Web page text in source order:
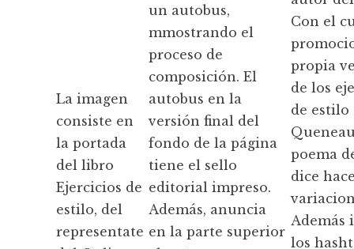
La imagen
consiste en
la portada
del libro
Ejercicios de
estilo, del
representate
un autobus,
mmostrando el
proceso de
composición. El
autobus en la
versión final del
fondo de la página
tiene el sello
editorial impreso.
Además, anuncia
en la parte superior
Con el
propia
de los
de estilo
poema
dice
Además
los